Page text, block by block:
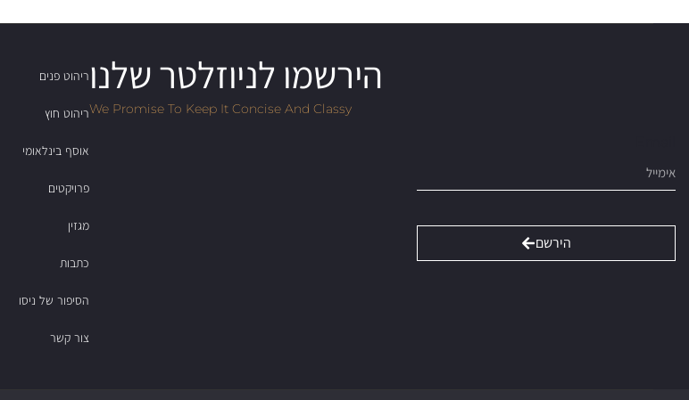
הירשמו לניוזלטר שלנו
We Promise To Keep It Concise And Classy
הירשם
ריהוט פנים
ריהוט חוץ
אוסף בינלאומי
פרויקטים
מגזין
כתבות
הסיפור של ניסו
צור קשר